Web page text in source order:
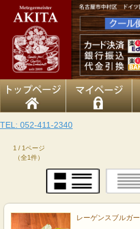
TEL: 052-411-2340
1 / 1ページ
（全1件）
レーゲンスブルガー